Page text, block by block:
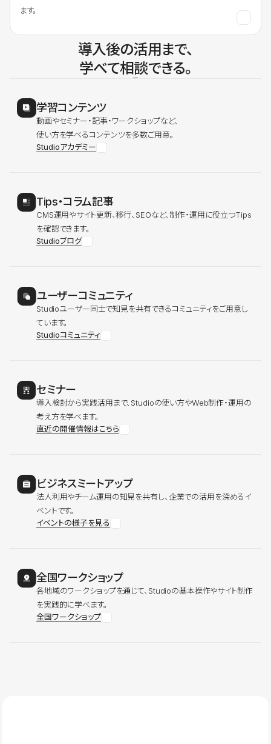
ます。
導入後の活用まで、
学べて相談できる。
学習コンテンツ
動画やセミナー・記事・ワークショップなど、
使い方を学べるコンテンツを多数ご用意。
Studioアカデミー
Tips・コラム記事
CMS運用やサイト更新、移行、SEOなど、制作・運用に役立つTips
を確認できます。
Studioブログ
ユーザーコミュニティ
Studioユーザー同士で知見を共有できるコミュニティをご用意し
ています。
Studioコミュニティ
セミナー
導入検討から実践活用まで、Studioの使い方やWeb制作・運用の
考え方を学べます。
直近の開催情報はこちら
ビジネスミートアップ
法人利用やチーム運用の知見を共有し、企業での活用を深めるイ
ベントです。
イベントの様子を見る
全国ワークショップ
各地域のワークショップを通じて、Studioの基本操作やサイト制作
を実践的に学べます。
全国ワークショップ